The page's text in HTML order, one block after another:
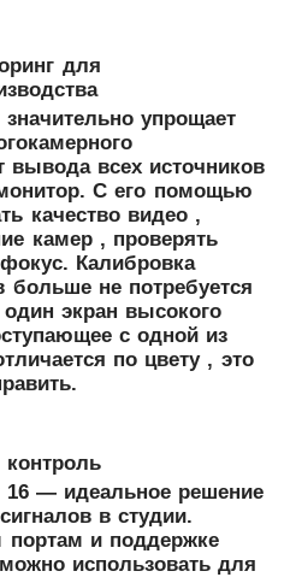
для
упрощает
вывода всех источников
С его помощью
качество видео ,
камер , проверять
Калибровка
больше не потребуется
экран высокого
с одной из
по цвету , это
16 — идеальное решение
в студии.
портам и поддержке
использовать для